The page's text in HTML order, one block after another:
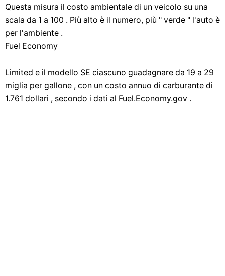
Questa misura il costo ambientale di un veicolo su una
scala da 1 a 100 . Più alto è il numero, più " verde " l'auto è
per l'ambiente .
Fuel Economy
Limited e il modello SE ciascuno guadagnare da 19 a 29
miglia per gallone , con un costo annuo di carburante di
1.761 dollari , secondo i dati al Fuel.Economy.gov .